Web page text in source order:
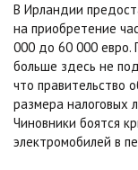
В Ирландии
на приобретение
000 до 60 000 евро.
больше здесь не
что правительство
размера налоговых
Чиновники боятся
электромобилей в